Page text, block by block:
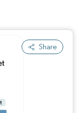
Share